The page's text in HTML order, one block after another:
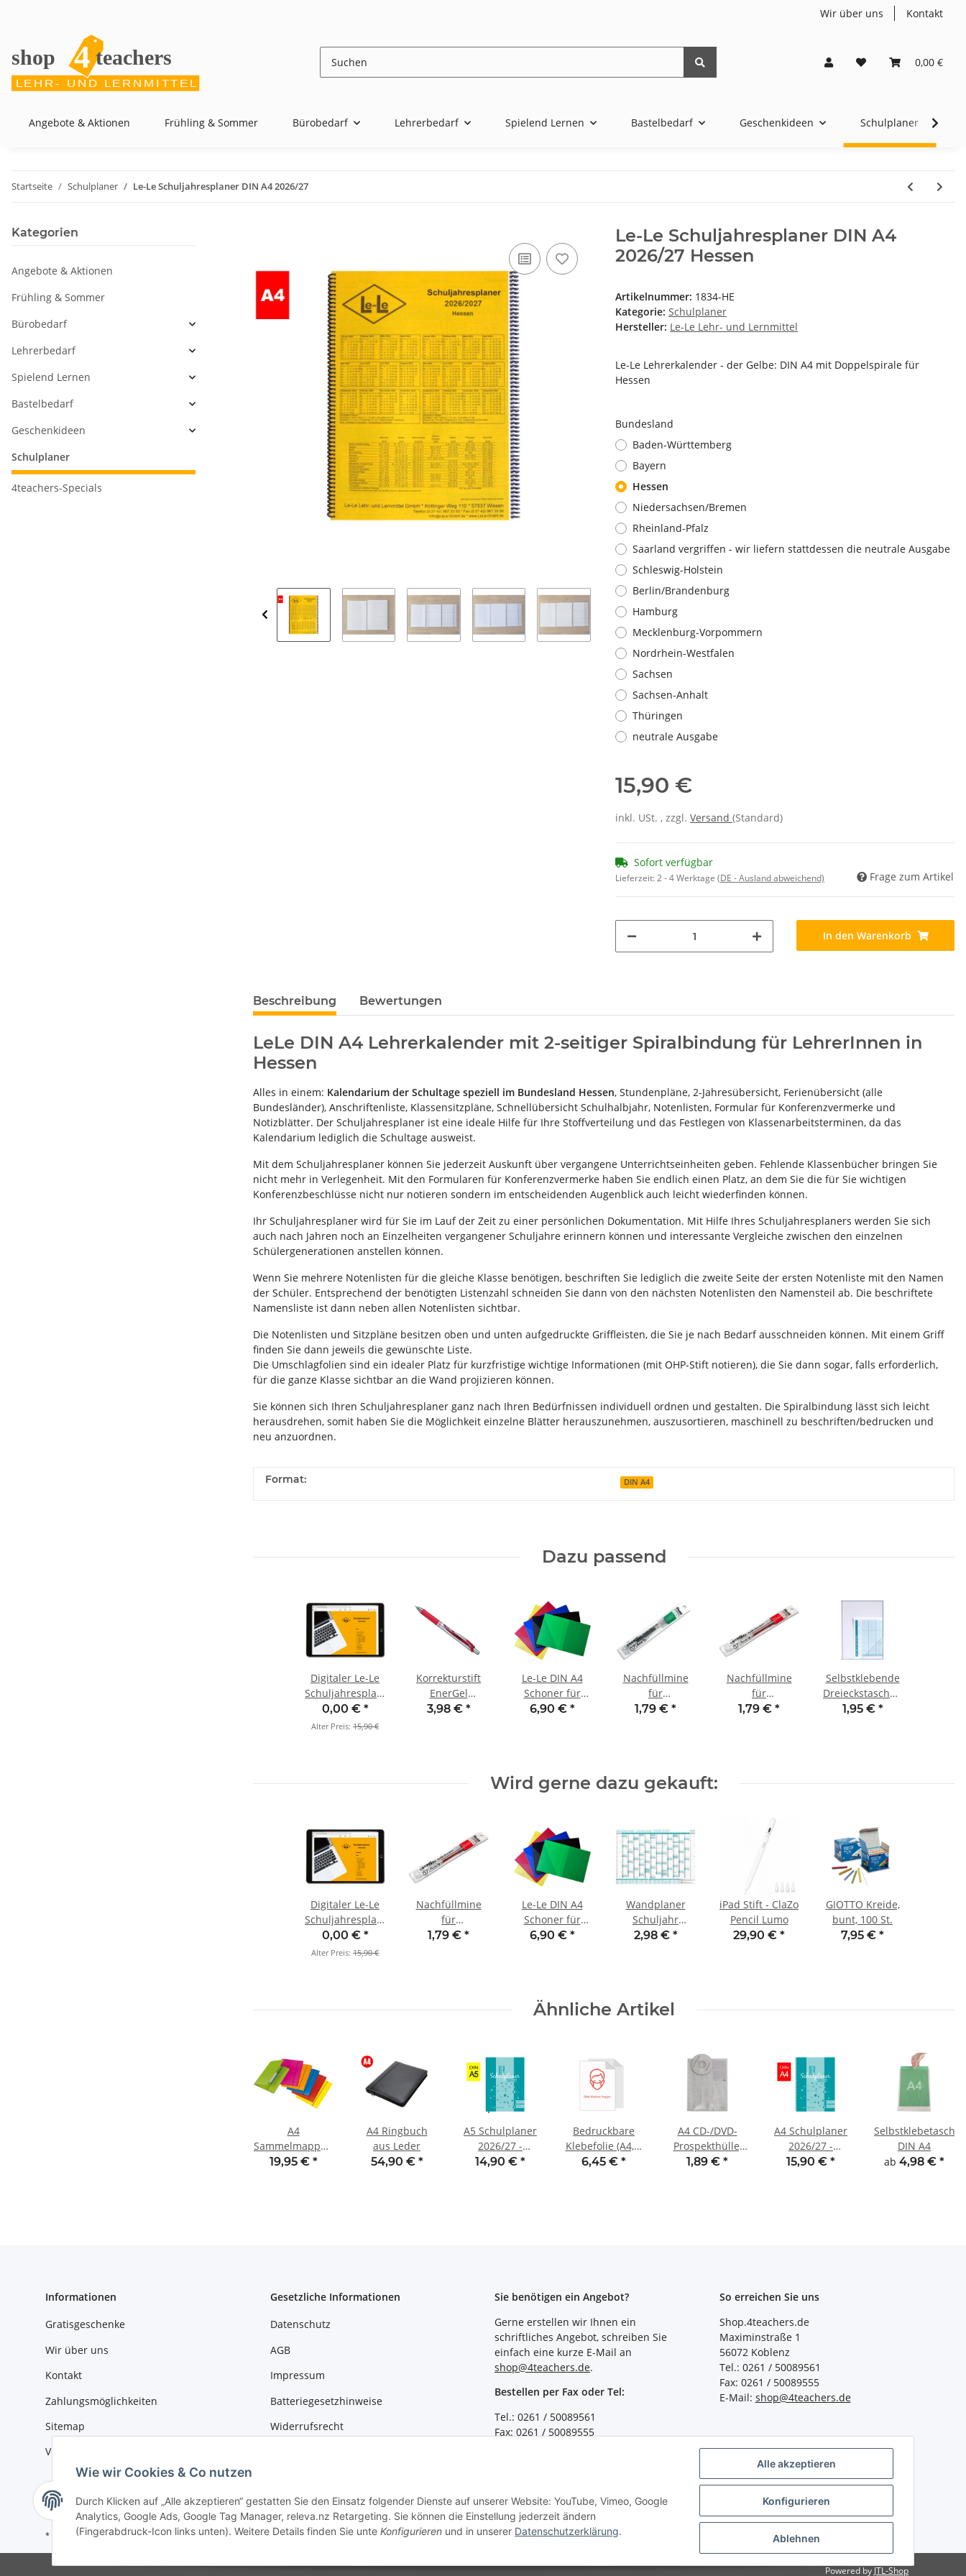
Wir über uns Kontakt
0,00 €
Angebote & Aktionen Frühling & Sommer Bürobedarf Lehrerbedarf Spielend Lernen Bastelbedarf Geschenkideen Schulplaner
Startseite Schulplaner Le-Le Schuljahresplaner DIN A4 2026/27
Le-Le Schuljahresplaner DIN A4
2026/27 Hessen
Artikelnummer: 1834-HE
Kategorie: Schulplaner
Hersteller: Le-Le Lehr- und Lernmittel
Le-Le Lehrerkalender - der Gelbe: DIN A4 mit Doppelspirale für
Hessen
Bundesland
Baden-Württemberg
Bayern
Hessen
Niedersachsen/Bremen
Rheinland-Pfalz
Saarland vergriffen - wir liefern stattdessen die neutrale Ausgabe
Schleswig-Holstein
Berlin/Brandenburg
Hamburg
Mecklenburg-Vorpommern
Nordrhein-Westfalen
Sachsen
Sachsen-Anhalt
Thüringen
neutrale Ausgabe
15,90 €
inkl. USt. , zzgl. Versand (Standard)
Sofort verfügbar
Lieferzeit:2 - 4 Werktage (DE - Ausland abweichend) Frage zum Artikel
In den Warenkorb
Beschreibung Bewertungen
LeLe DIN A4 Lehrerkalender mit 2-seitiger Spiralbindung für LehrerInnen in
Hessen
Alles in einem: Kalendarium der Schultage speziell im Bundesland Hessen, Stundenpläne, 2-Jahresübersicht, Ferienübersicht (alle
Bundesländer), Anschriftenliste, Klassensitzpläne, Schnellübersicht Schulhalbjahr, Notenlisten, Formular für Konferenzvermerke und
Notizblätter. Der Schuljahresplaner ist eine ideale Hilfe für Ihre Stoffverteilung und das Festlegen von Klassenarbeitsterminen, da das
Kalendarium lediglich die Schultage ausweist.
Mit dem Schuljahresplaner können Sie jederzeit Auskunft über vergangene Unterrichtseinheiten geben. Fehlende Klassenbücher bringen Sie
nicht mehr in Verlegenheit. Mit den Formularen für Konferenzvermerke haben Sie endlich einen Platz, an dem Sie die für Sie wichtigen
Konferenzbeschlüsse nicht nur notieren sondern im entscheidenden Augenblick auch leicht wiederfinden können.
Ihr Schuljahresplaner wird für Sie im Lauf der Zeit zu einer persönlichen Dokumentation. Mit Hilfe Ihres Schuljahresplaners werden Sie sich
auch nach Jahren noch an Einzelheiten vergangener Schuljahre erinnern können und interessante Vergleiche zwischen den einzelnen
Schülergenerationen anstellen können.
Wenn Sie mehrere Notenlisten für die gleiche Klasse benötigen, beschriften Sie lediglich die zweite Seite der ersten Notenliste mit den Namen
der Schüler. Entsprechend der benötigten Listenzahl schneiden Sie dann von den nächsten Notenlisten den Namensteil ab. Die beschriftete
Namensliste ist dann neben allen Notenlisten sichtbar.
Die Notenlisten und Sitzpläne besitzen oben und unten aufgedruckte Griffleisten, die Sie je nach Bedarf ausschneiden können. Mit einem Griff
finden Sie dann jeweils die gewünschte Liste.
Die Umschlagfolien sind ein idealer Platz für kurzfristige wichtige Informationen (mit OHP-Stift notieren), die Sie dann sogar, falls erforderlich,
für die ganze Klasse sichtbar an die Wand projizieren können.
Sie können sich Ihren Schuljahresplaner ganz nach Ihren Bedürfnissen individuell ordnen und gestalten. Die Spiralbindung lässt sich leicht
herausdrehen, somit haben Sie die Möglichkeit einzelne Blätter herauszunehmen, auszusortieren, maschinell zu beschriften/bedrucken und
neu anzuordnen.
Format: DIN A4
Dazu passend
Digitaler Le-Le
Schuljahresplaner
2025/26
0,00 € *
Alter Preis: 15,90 €
Korrekturstift
EnerGel
(nachfüllbar) rot
3,98 € *
Le-Le DIN A4
Schoner für
Schuljahresplaner
6,90 € *
Nachfüllmine
für
Korrekturstift
1,79 € *
Nachfüllmine
für
Korrekturstift
1,79 € *
Selbstklebende
Dreieckstaschen
(4 Stck.)
1,95 € *
Wird gerne dazu gekauft:
Digitaler Le-Le
Schuljahresplaner
2025/26 Hessen
0,00 € *
Alter Preis: 15,90 €
Nachfüllmine
für
Korrekturstift
1,79 € *
Le-Le DIN A4
Schoner für
Schuljahresplaner
6,90 € *
Wandplaner
Schuljahr
2026/27
2,98 € *
iPad Stift - ClaZo
Pencil Lumo
29,90 € *
GIOTTO Kreide,
bunt, 100 St.
7,95 € *
Ähnliche Artikel
A4
Sammelmappen
(6 Stck.)
19,95 € *
A4 Ringbuch
aus Leder
54,90 € *
A5 Schulplaner
2026/27 -
Buchbindung
14,90 € *
Bedruckbare
Klebefolie (A4, 5
Stck.)
6,45 € *
A4 CD-/DVD-
Prospekthülle,
für 4 CDs/DVDs
1,89 € *
A4 Schulplaner
2026/27 -
Spiralbindung
15,90 € *
DIN A4
ab 4,98 € *
Kategorien
Angebote & Aktionen
Frühling & Sommer
Bürobedarf
Lehrerbedarf
Spielend Lernen
Bastelbedarf
Geschenkideen
Schulplaner
4teachers-Specials
Informationen
Gratisgeschenke
Wir über uns
Kontakt
Zahlungsmöglichkeiten
Sitemap
Versandinformationen
Gesetzliche Informationen
Datenschutz
AGB
Impressum
Batteriegesetzhinweise
Widerrufsrecht
Sie benötigen ein Angebot?
Gerne erstellen wir Ihnen ein
schriftliches Angebot, schreiben Sie
einfach eine kurze E-Mail an
shop@4teachers.de.
Bestellen per Fax oder Tel:
Tel.: 0261 / 50089561
Fax: 0261 / 50089555
So erreichen Sie uns
Shop.4teachers.de
Maximinstraße 1
56072 Koblenz
Tel.: 0261 / 50089561
Fax: 0261 / 50089555
E-Mail: shop@4teachers.de
Vertrag widerrufen
* Alle Preise inkl. gesetzlicher USt., zzgl.Versand
Powered by JTL-Shop
Wie wir Cookies & Co nutzen
Durch Klicken auf „Alle akzeptieren“ gestatten Sie den Einsatz folgender Dienste auf unserer Website: YouTube, Vimeo, Google
Analytics, Google Ads, Google Tag Manager, releva.nz Retargeting. Sie können die Einstellung jederzeit ändern
(Fingerabdruck-Icon links unten). Weitere Details finden Sie unte Konfigurieren und in unserer Datenschutzerklärung.
Alle akzeptieren
Konfigurieren
Ablehnen